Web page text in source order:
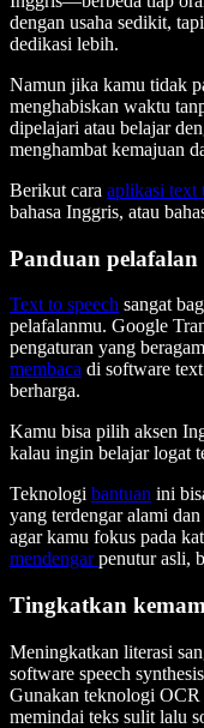
dengan usaha sedikit,
dedikasi lebih.
Namun jika kamu tidak
menghabiskan waktu
dipelajari atau belajar
menghambat kemajuan
Berikut cara aplikasi text
bahasa Inggris, atau
Panduan pelafalan
Text to speech sangat
pelafalanmu. Google
pengaturan yang
membaca di software
berharga.
Kamu bisa pilih aksen
kalau ingin belajar logat
Teknologi bantuan ini
yang terdengar alami dan
agar kamu fokus pada
mendengarpenutur asli,
Tingkatkan
Meningkatkan literasi
software speech
Gunakan teknologi
memindai teks sulit lalu